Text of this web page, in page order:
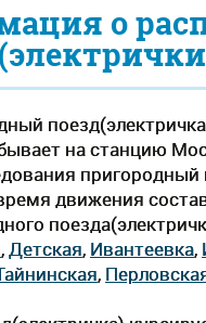
о
на станцию
пригородный
движения
,Детская, Ивантеевка,
,